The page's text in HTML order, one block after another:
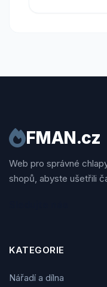
FMAN.cz
Web pro správné
shopů, abyste ušetřili
KATEGORIE
Nářadí a dílna